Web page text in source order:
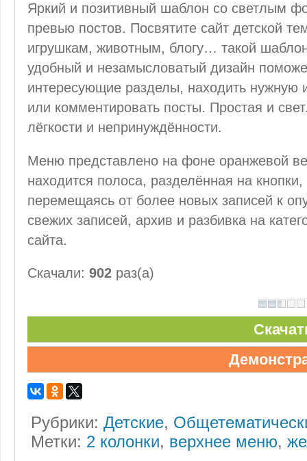
Яркий и позитивный шаблон со светлым
превью постов. Посвятите сайт детской
игрушкам, животным, блогу… такой
удобный и незамысловатый дизайн
интересующие разделы, находить нужную
или комментировать посты. Простая и
лёгкости и непринуждённости.
Меню представлено на фоне оранжевой
находится полоса, разделённая на
перемещаясь от более новых записей к
свежих записей, архив и разбивка на
сайта.
Скачали: 902 раз(а)
Рубрики: Детские,
Метки: 2 колонки, верхнее меню,